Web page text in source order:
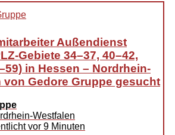
Außendienst
Gebiete 34–37, 40–42,
in Hessen – Nordrhein-
von Gedore Gruppe gesucht
Westfalen
vor 9 Minuten